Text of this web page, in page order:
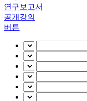
연구보고서
공개강의
버튼